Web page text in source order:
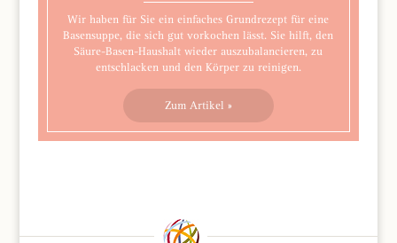
Wir haben für Sie ein einfaches Grundrezept für eine
Basensuppe, die sich gut vorkochen lässt. Sie hilft, den
Säure-Basen-Haushalt wieder auszubalancieren, zu
entschlacken und den Körper zu reinigen.
Zum Artikel »